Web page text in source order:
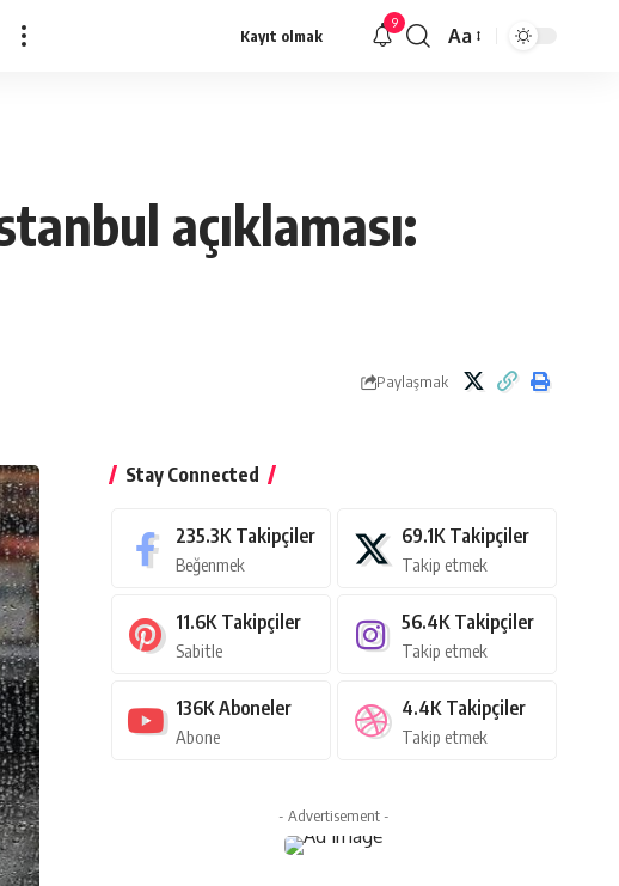
Kayıt olmak
9
Yazı
Aa
açıklaması:
Paylaşmak
Stay Connected
235.3K Takipçiler
Beğenmek
69.1K Takipçiler
Takip etmek
11.6K Takipçiler
Sabitle
56.4K Takipçiler
Takip etmek
136K Aboneler
Abone
4.4K Takipçiler
Takip etmek
- Advertisement -